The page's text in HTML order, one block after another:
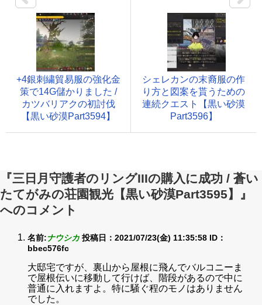
+4銀刺繍貿易服の強化金
策で14G儲かりました /
カツバリアクの初討伐
【黒い砂漠Part3594】
シェレカンの末裔服の作
り方と図案を貰うための
連続クエスト【黒い砂漠
Part3596】
『三日月守護者のリングIIIの購入に成功 / 蒼い
たてがみの荘園観光【黒い砂漠Part3595】』
へのコメント
名前:ナウシカ 投稿日：2021/07/23(金) 11:35:58 ID：
bbec576fc
大邸宅ですが、裏山から屋根に飛んでバルコニーま
で屋根伝いに移動して行けば、階段があるので中に
普通に入れますよ。特に騒ぐ程のモノはありません
でした。